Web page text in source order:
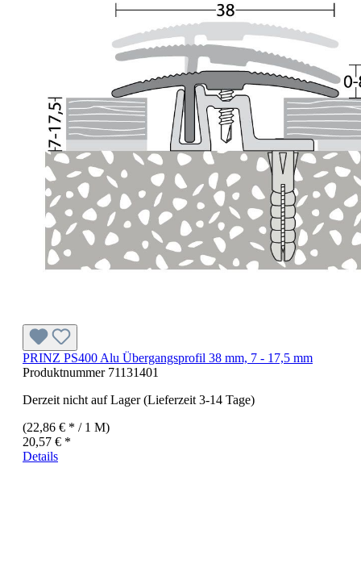
PRINZ PS400 Alu Übergangsprofil 38 mm, 7 - 17,5 mm
Produktnummer 71131401
Derzeit nicht auf Lager (Lieferzeit 3-14 Tage)
(22,86 € * / 1 M)
20,57 € *
Details